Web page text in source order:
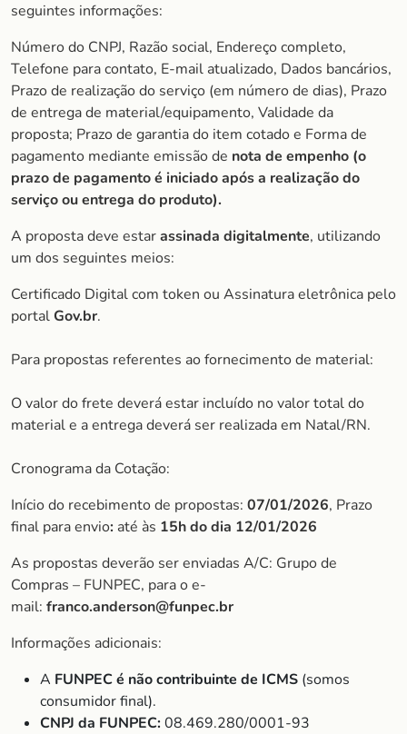
seguintes informações:
Número do CNPJ, Razão social, Endereço completo,
Telefone para contato, E-mail atualizado, Dados bancários,
Prazo de realização do serviço (em número de dias), Prazo
de entrega de material/equipamento, Validade da
proposta; Prazo de garantia do item cotado e Forma de
pagamento mediante emissão de nota de empenho (o
prazo de pagamento é iniciado após a realização do
serviço ou entrega do produto).
A proposta deve estarassinada digitalmente, utilizando
um dos seguintes meios:
Certificado Digital com token ou Assinatura eletrônica pelo
portalGov.br.
Para propostas referentes ao fornecimento de material:
O valor do frete deverá estar incluído no valor total do
material e a entrega deverá ser realizada em Natal/RN.
Cronograma da Cotação:
Início do recebimento de propostas: 07/01/2026, Prazo
final para envio: até às 15h do dia 12/01/2026
As propostas deverão ser enviadas A/C: Grupo de
Compras – FUNPEC, para o e-
mail: franco.anderson@funpec.br
Informações adicionais:
A FUNPEC é não contribuinte de ICMS (somos
consumidor final).
CNPJ da FUNPEC:08.469.280/0001-93